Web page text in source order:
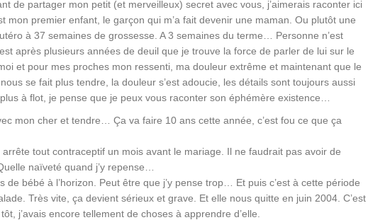
de partager mon petit (et merveilleux) secret avec vous, j’aimerais raconter ici
mon premier enfant, le garçon qui m’a fait devenir une maman. Ou plutôt une
à 37 semaines de grossesse. A 3 semaines du terme… Personne n’est
après plusieurs années de deuil que je trouve la force de parler de lui sur le
et pour mes proches mon ressenti, ma douleur extrême et maintenant que le
se fait plus tendre, la douleur s’est adoucie, les détails sont toujours aussi
à flot, je pense que je peux vous raconter son éphémère existence…
mon cher et tendre… Ça va faire 10 ans cette année, c’est fou ce que ça
tout contraceptif un mois avant le mariage. Il ne faudrait pas avoir de
naïveté quand j’y repense…
de bébé à l’horizon. Peut être que j’y pense trop… Et puis c’est à cette période
Très vite, ça devient sérieux et grave. Et elle nous quitte en juin 2004. C’est
j’avais encore tellement de choses à apprendre d’elle.